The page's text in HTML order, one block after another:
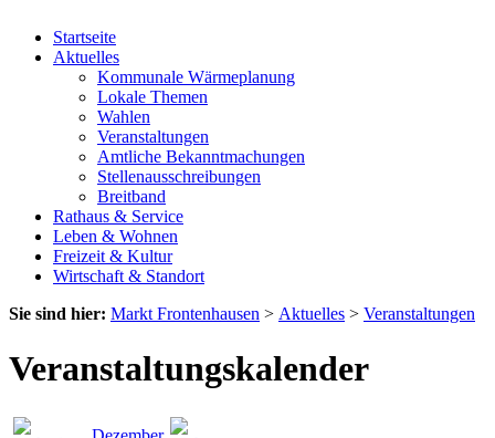
Startseite
Aktuelles
Kommunale Wärmeplanung
Lokale Themen
Wahlen
Veranstaltungen
Amtliche Bekanntmachungen
Stellenausschreibungen
Breitband
Rathaus & Service
Leben & Wohnen
Freizeit & Kultur
Wirtschaft & Standort
Sie sind hier: Markt Frontenhausen > Aktuelles > Veranstaltungen
Veranstaltungskalender